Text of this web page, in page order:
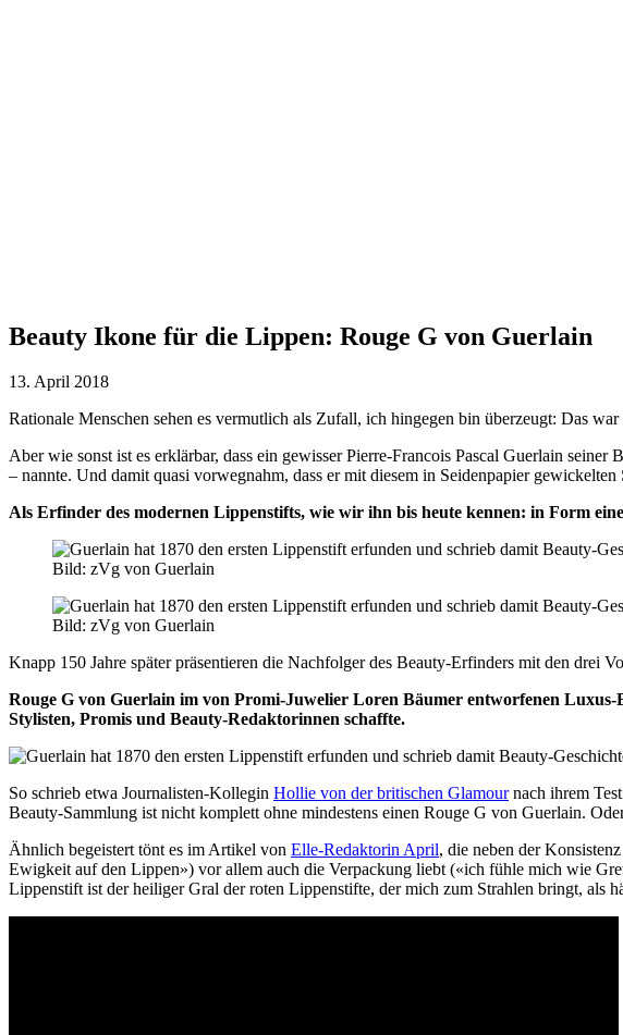
Beauty Ikone für die Lippen: Rouge G von Guerlain
13. April 2018
Rationale Menschen sehen es vermutlich als Zufall, ich hingegen bin überzeugt: Das
Aber wie sonst ist es erklärbar, dass ein gewisser Pierre-Francois Pascal Guerlain
– nannte. Und damit quasi vorwegnahm, dass er mit diesem in Seidenpapier
Als Erfinder des modernen Lippenstifts, wie wir ihn bis heute kennen: in Form
Bild: zVg von Guerlain
Bild: zVg von Guerlain
Knapp 150 Jahre später präsentieren die Nachfolger des Beauty-Erfinders mit den drei
Rouge G von Guerlain im von Promi-Juwelier Loren Bäumer entworfenen
Stylisten, Promis und Beauty-Redaktorinnen schaffte.
So schrieb etwa Journalisten-Kollegin Hollie von der britischen Glamournach ihrem
Beauty-Sammlung ist nicht komplett ohne mindestens einen Rouge G von Guerlain.
Ähnlich begeistert tönt es im Artikel von Elle-Redaktorin April, die neben der
Ewigkeit auf den Lippen») vor allem auch die Verpackung liebt («ich fühle mich wie
Lippenstift ist der heiliger Gral der roten Lippenstifte, der mich zum Strahlen bringt, als